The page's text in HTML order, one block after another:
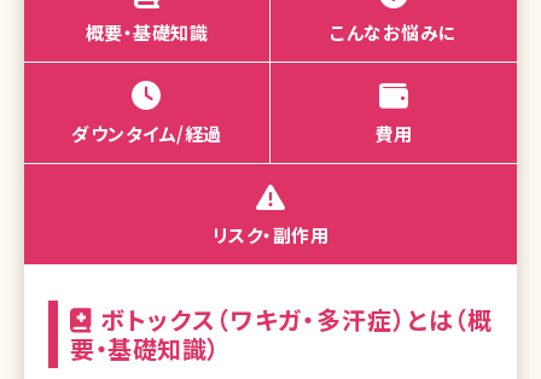
概要・基礎知識 こんなお悩みに
ダウンタイム/経過 費用
リスク・副作用
ボトックス（ワキガ・多汗症）とは（概
要・基礎知識）